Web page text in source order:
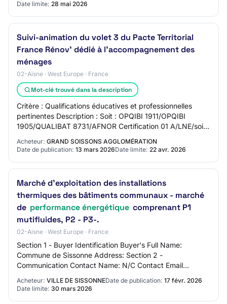
Date limite: 28 mai 2026
Suivi-animation du volet 3 du Pacte Territorial
France Rénov' dédié à l'accompagnement des
ménages
02-Aisne · West Europe · France
Mot-clé trouvé dans la description
Critère : Qualifications éducatives et professionnelles
pertinentes Description : Soit : OPQIBI 1911/OPQIBI
1905/QUALIBAT 8731/AFNOR Certification 01 A/LNE/soit
d'une certification de diagnostiqueur…
Acheteur: GRAND SOISSONS AGGLOMÉRATION
Date de publication: 13 mars 2026Date limite: 22 avr. 2026
Marché d'exploitation des installations
thermiques des bâtiments communaux - marché
de performance énergétique comprenant P1
mutifluides, P2 - P3-.
02-Aisne · West Europe · France
Section 1 - Buyer Identification Buyer's Full Name:
Commune de Sissonne Address: Section 2 -
Communication Contact Name: N/C Contact Email
Market Id…
Acheteur: VILLE DE SISSONNEDate de publication: 17 févr. 2026
Date limite: 30 mars 2026